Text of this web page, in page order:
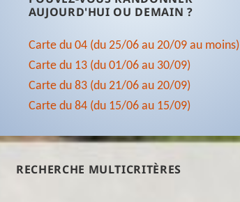
AUJOURD'HUI OU DEMAIN ?
Carte du 04 (du 25/06 au 20/09 au moins)
Carte du 13 (du 01/06 au 30/09)
Carte du 83 (du 21/06 au 20/09)
Carte du 84 (du 15/06 au 15/09)
RECHERCHE MULTICRITÈRES